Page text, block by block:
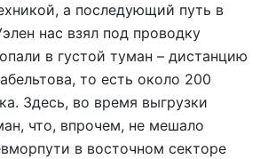
а последующий путь в
нас взял под проводку
в густой туман – дистанцию
то есть около 200
Здесь, во время выгрузки
что, впрочем, не мешало
в восточном секторе